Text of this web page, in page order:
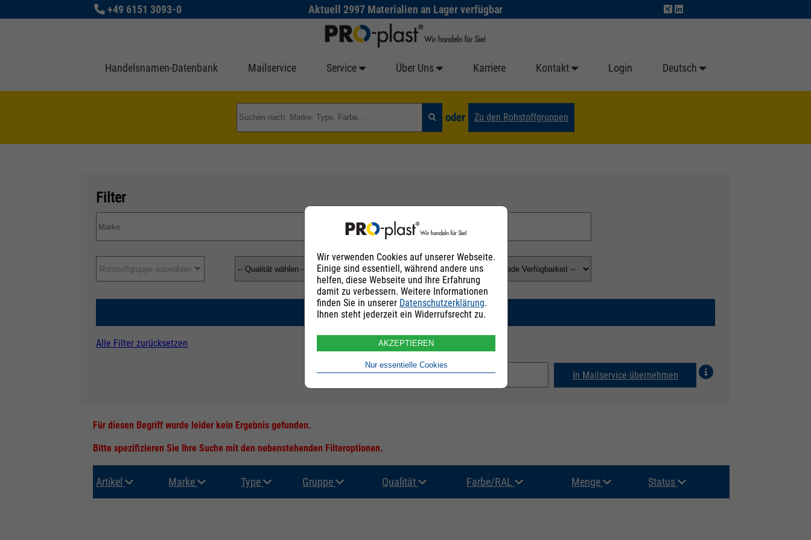
+49 6151 3093-0 Aktuell 2997 Materialien an Lager verfügbar
Handelsnamen-Datenbank Mailservice Service Über Uns Karriere Kontakt Login Deutsch
oder Zu den Rohstoffgruppen
Filter
Rohstoffgruppe auswählen
SUCHEN
Alle Filter zurücksetzen
In Mailservice übernehmen
Für diesen Begriff wurde leider kein Ergebnis gefunden.
Bitte spezifizieren Sie Ihre Suche mit den nebenstehenden Filteroptionen.
Artikel Marke Type Gruppe Qualität Farbe/RAL Menge Status
Wir verwenden Cookies auf unserer Webseite.
Einige sind essentiell, während andere uns
helfen, diese Webseite und Ihre Erfahrung
damit zu verbessern. Weitere Informationen
finden Sie in unserer Datenschutzerklärung.
Ihnen steht jederzeit ein Widerrufsrecht zu.
AKZEPTIEREN
Nur essentielle Cookies